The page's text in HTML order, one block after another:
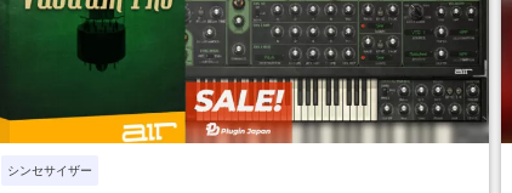
シンセサイザー